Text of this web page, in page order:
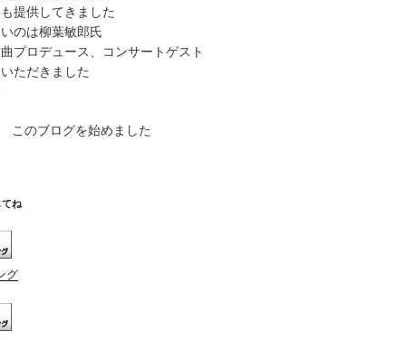
提供してきました
のは柳葉敏郎氏
プロデュース、コンサートゲスト
ただきました
このブログを始めました
ね
グ